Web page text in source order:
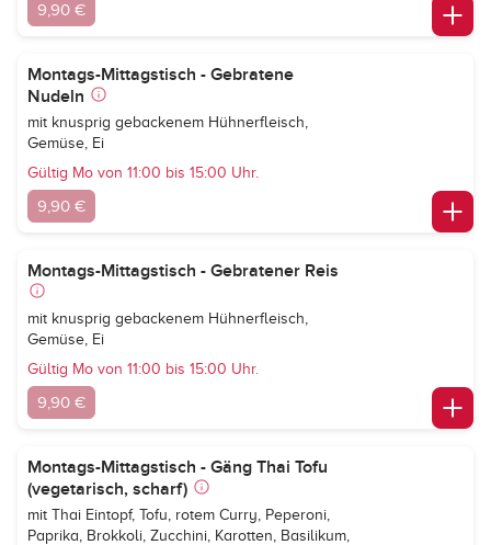
9,90 €
Montags-Mittagstisch - Gebratene
Nudeln
mit knusprig gebackenem Hühnerfleisch,
Gemüse, Ei
Gültig Mo von 11:00 bis 15:00 Uhr.
9,90 €
Montags-Mittagstisch - Gebratener Reis
mit knusprig gebackenem Hühnerfleisch,
Gemüse, Ei
Gültig Mo von 11:00 bis 15:00 Uhr.
9,90 €
Montags-Mittagstisch - Gäng Thai Tofu
(vegetarisch, scharf)
mit Thai Eintopf, Tofu, rotem Curry, Peperoni,
Paprika, Brokkoli, Zucchini, Karotten, Basilikum,